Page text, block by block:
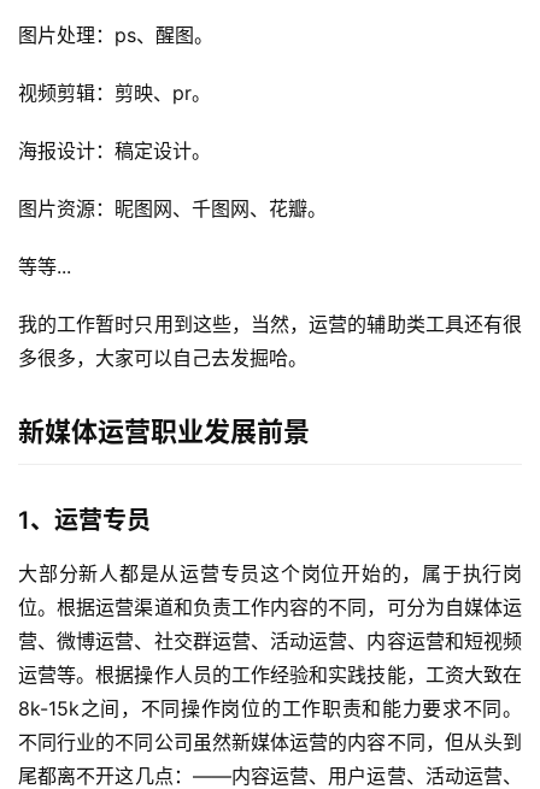
图片处理：ps、醒图。
视频剪辑：剪映、pr。
海报设计：稿定设计。
图片资源： 昵图网、 千图网、花瓣。
等等...
我的工作暂时只用到这些，当然，运营的辅助类工具还有很
多很多，大家可以自己去发掘哈。
新媒体运营职业发展前景
1、运营专员
大部分新人都是从运营专员这个岗位开始的，属于执行岗
位。根据运营渠道和负责工作内容的不同，可分为自媒体运
营、微博运营、社交群运营、活动运营、内容运营和短视频
运营等。根据操作人员的工作经验和实践技能，工资大致在
8k-15k之间，不同操作岗位的工作职责和能力要求不同。
不同行业的不同公司虽然新媒体运营的内容不同，但从头到
尾都离不开这几点：——内容运营、用户运营、活动运营、